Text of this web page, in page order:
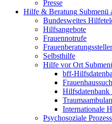
Presse
Hilfe & Beratung Submenü
Bundesweites
Hilfsangebote
Frauennotrufe
Selbsthilfe
Hilfe vor Ort
bff-
Hilfsdatenbank
Internationale
Psychosoziale